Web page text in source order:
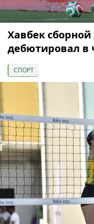
Хавбек
дебютировал в
СПОРТ